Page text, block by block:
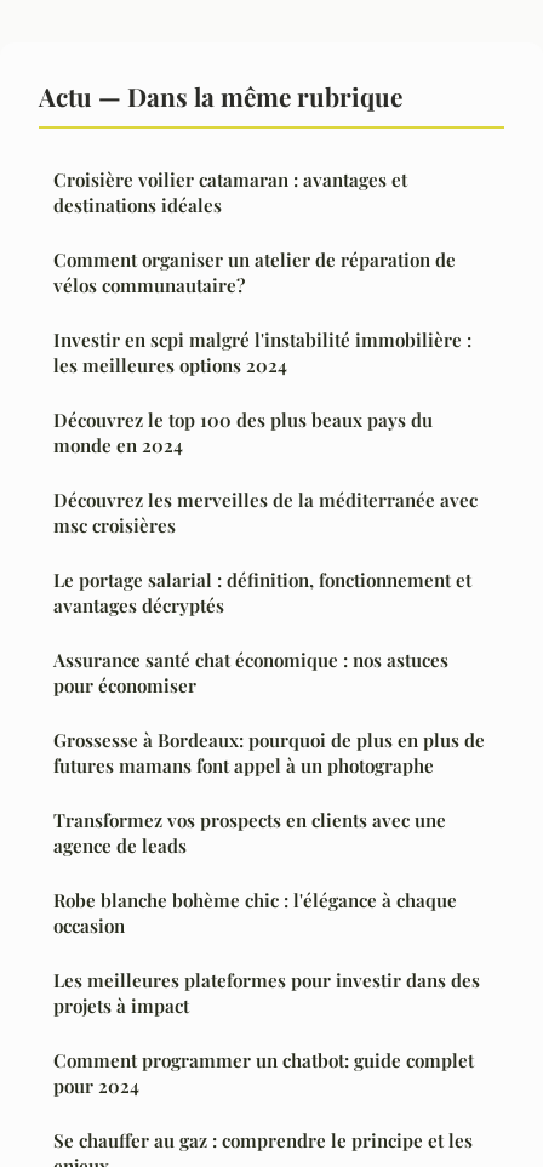
Actu — Dans la même rubrique
Croisière voilier catamaran : avantages et
destinations idéales
Comment organiser un atelier de réparation de
vélos communautaire?
Investir en scpi malgré l'instabilité immobilière :
les meilleures options 2024
Découvrez le top 100 des plus beaux pays du
monde en 2024
Découvrez les merveilles de la méditerranée avec
msc croisières
Le portage salarial : définition, fonctionnement et
avantages décryptés
Assurance santé chat économique : nos astuces
pour économiser
Grossesse à Bordeaux: pourquoi de plus en plus de
futures mamans font appel à un photographe
Transformez vos prospects en clients avec une
agence de leads
Robe blanche bohème chic : l'élégance à chaque
occasion
Les meilleures plateformes pour investir dans des
projets à impact
Comment programmer un chatbot: guide complet
pour 2024
Se chauffer au gaz : comprendre le principe et les